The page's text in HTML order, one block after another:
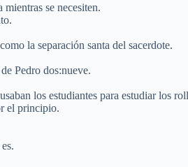
mientras se necesiten.
la separación santa del sacerdote.
Pedro dos:nueve.
los estudiantes para estudiar los
el principio.